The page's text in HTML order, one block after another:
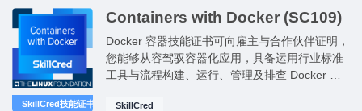
SkillCred技能证书
Containers with Docker (SC109)
Docker 容器技能证书可向雇主与合作伙伴证明，
您能够从容驾驭容器化应用，具备运用行业标准
工具与流程构建、运行、管理及排查 Docker 容
SkillCred